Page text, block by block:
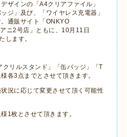
ザインの「A4クリアファイル」
ジ」及び、「ワイヤレス充電器」
。通販サイト「ONKYO
ニ2号店」ともに、10月11日
します。
リルスタンド」「缶バッジ」「T
各3点までとさせて頂きます。
況に応じて変更させて頂く可能性
1枚とさせて頂きます。